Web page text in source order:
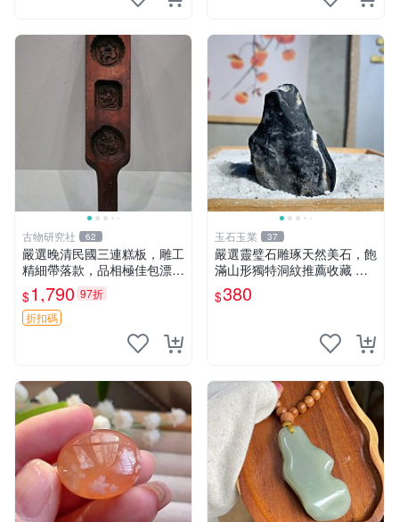
古物研究社 62
嚴選晚清民國三連糕板，雕工
精細帶落款，品相極佳包漂老
氣，尺寸長35.5cm寬7.5cm
三連糕板 民國 雕工 落款
$1,790 97折
折扣碼
玉石玉業 37
嚴選靈璧石雕琢天然美石，飽
滿山形獨特洞紋推薦收藏 靈
璧石 雕刻 石頭
$380